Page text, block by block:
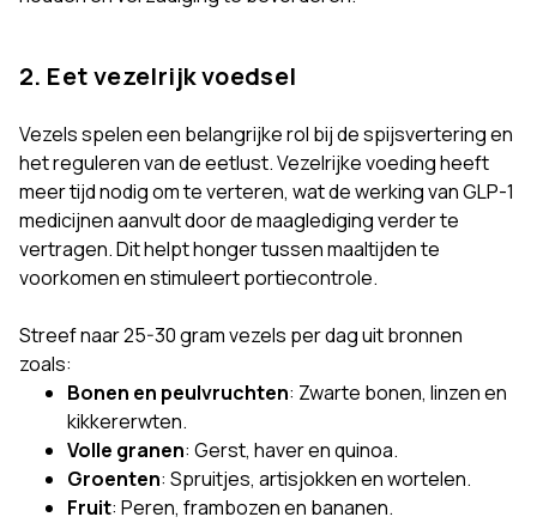
2. Eet vezelrijk voedsel
Vezels spelen een belangrijke rol bij de spijsvertering en
het reguleren van de eetlust. Vezelrijke voeding heeft
meer tijd nodig om te verteren, wat de werking van GLP-1
medicijnen aanvult door de maaglediging verder te
vertragen. Dit helpt honger tussen maaltijden te
voorkomen en stimuleert portiecontrole.
Streef naar 25-30 gram vezels per dag uit bronnen
zoals:
Bonen en peulvruchten: Zwarte bonen, linzen en
kikkererwten.
Volle granen: Gerst, haver en quinoa.
Groenten: Spruitjes, artisjokken en wortelen.
Fruit: Peren, frambozen en bananen.